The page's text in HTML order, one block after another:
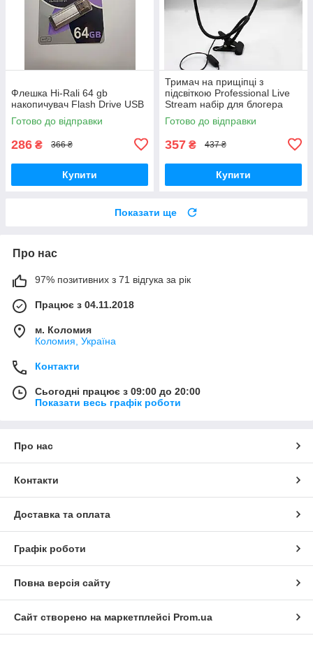
Флешка Hi-Rali 64 gb
накопичувач Flash Drive USB
Готово до відправки
286 ₴ 366 ₴
Купити
Тримач на прищіпці з
підсвіткою Professional Live
Stream набір для блогера
штатив
Готово до відправки
357 ₴ 437 ₴
Купити
Показати ще
Про нас
97% позитивних з 71 відгука за рік
Працює з 04.11.2018
м. Коломия
Коломия, Україна
Контакти
Сьогодні працює з 09:00 до 20:00
Показати весь графік роботи
Про нас
Контакти
Доставка та оплата
Графік роботи
Повна версія сайту
Сайт створено на маркетплейсі Prom.ua